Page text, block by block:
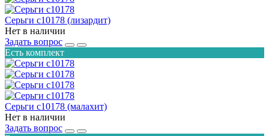
Серьги с10178 (лизардит)
Нет в наличии
Задать вопрос
Есть комплект
Серьги с10178 (малахит)
Нет в наличии
Задать вопрос